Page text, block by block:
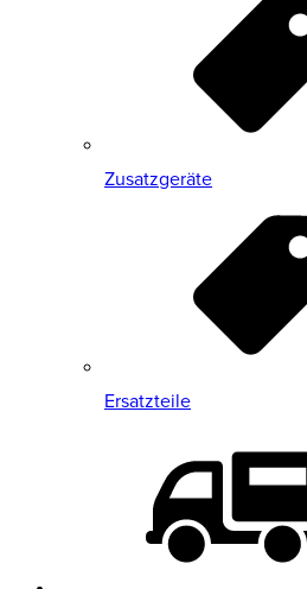
Zusatzgeräte
Ersatzteile